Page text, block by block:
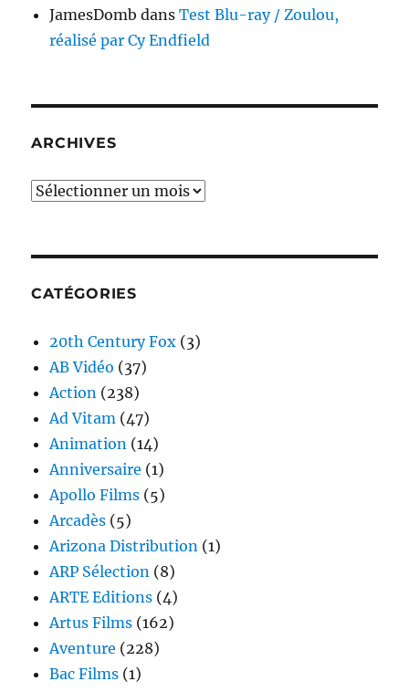
JamesDomb dansTest Blu-ray / Zoulou,
réalisé par Cy Endfield
ARCHIVES
Archives
CATÉGORIES
20th Century Fox (3)
AB Vidéo (37)
Action (238)
Ad Vitam (47)
Animation (14)
Anniversaire (1)
Apollo Films (5)
Arcadès (5)
Arizona Distribution (1)
ARP Sélection (8)
ARTE Editions (4)
Artus Films (162)
Aventure (228)
Bac Films (1)